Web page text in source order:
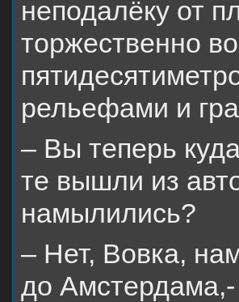
неподалёку от
торжественно
рельефами и
– Вы теперь
те вышли из
намылились?
– Нет, Вовка,
до